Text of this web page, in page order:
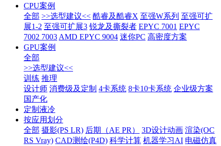
CPU案例
全部 >>选型建议<< 酷睿及酷睿X 至强W系列 至强可扩
展1-2 至强可扩展3 锐龙及撕裂者 EPYC 7001 EPYC
7002 7003 AMD EPYC 9004 迷你PC 高密度方案
GPU案例
全部
>>选型建议<<
训练 推理
设计师 消费级及定制 4卡系统 8卡10卡系统 企业级方案
国产化
定制液冷
按应用划分
全部 摄影(PS LR) 后期（AE PR） 3D设计动画 渲染(OC
RS Vray) CAD测绘(P4D) 科学计算 机器学习AI 电磁仿真